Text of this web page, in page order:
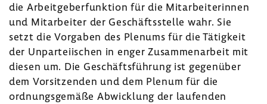
die Arbeitgeberfunktion für die Mitarbeiterinnen
und Mitarbeiter der Geschäftsstelle wahr. Sie
setzt die Vorgaben des Plenums für die Tätigkeit
der Unparteiischen in enger Zusammenarbeit mit
diesen um. Die Geschäftsführung ist gegenüber
dem Vorsitzenden und dem Plenum für die
ordnungsgemäße Abwicklung der laufenden